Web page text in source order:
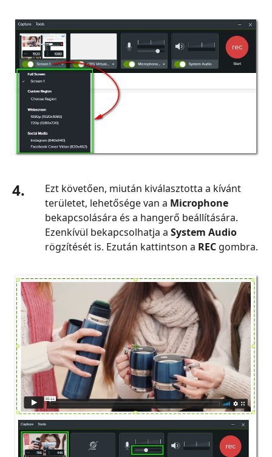
4.
Ezt követően, miután kiválasztotta a kívánt
területet, lehetősége van a Microphone
bekapcsolására és a hangerő beállítására.
Ezenkívül bekapcsolhatja a System Audio
rögzítését is. Ezután kattintson a REC gombra.